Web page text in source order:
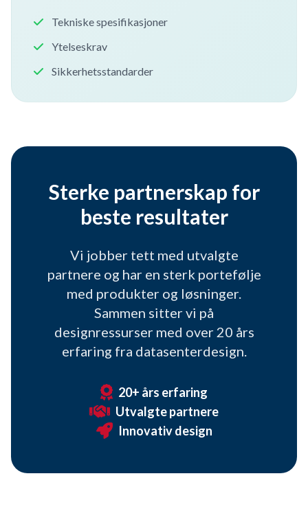
Tekniske spesifikasjoner
Ytelseskrav
Sikkerhetsstandarder
Sterke partnerskap for
beste resultater
Vi jobber tett med utvalgte
partnere og har en sterk portefølje
med produkter og løsninger.
Sammen sitter vi på
designressurser med over 20 års
erfaring fra datasenterdesign.
20+ års erfaring
Utvalgte partnere
Innovativ design